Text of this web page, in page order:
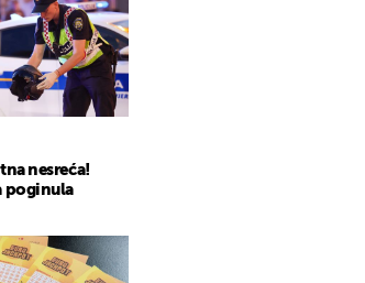
nesreća!
poginula